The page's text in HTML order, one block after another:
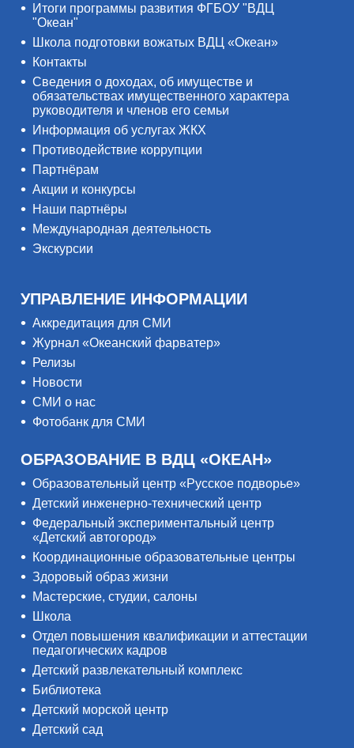
Итоги программы развития ФГБОУ "ВДЦ
"Океан"
Школа подготовки вожатых ВДЦ «Океан»
Контакты
Сведения о доходах, об имуществе и
обязательствах имущественного характера
руководителя и членов его семьи
Информация об услугах ЖКХ
Противодействие коррупции
Партнёрам
Акции и конкурсы
Наши партнёры
Международная деятельность
Экскурсии
УПРАВЛЕНИЕ ИНФОРМАЦИИ
Аккредитация для СМИ
Журнал «Океанский фарватер»
Релизы
Новости
СМИ о нас
Фотобанк для СМИ
ОБРАЗОВАНИЕ В ВДЦ «ОКЕАН»
Образовательный центр «Русское подворье»
Детский инженерно-технический центр
Федеральный экспериментальный центр
«Детский автогород»
Координационные образовательные центры
Здоровый образ жизни
Мастерские, студии, салоны
Школа
Отдел повышения квалификации и аттестации
педагогических кадров
Детский развлекательный комплекс
Библиотека
Детский морской центр
Детский сад